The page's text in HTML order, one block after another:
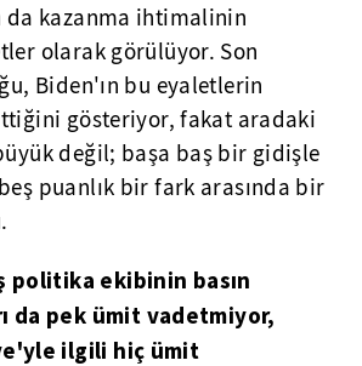
da kazanma ihtimalinin
olarak görülüyor. Son
Biden'ın bu eyaletlerin
gösteriyor, fakat aradaki
değil; başa baş bir gidişle
puanlık bir fark arasında bir
politika ekibinin basın
da pek ümit vadetmiyor,
ilgili hiç ümit